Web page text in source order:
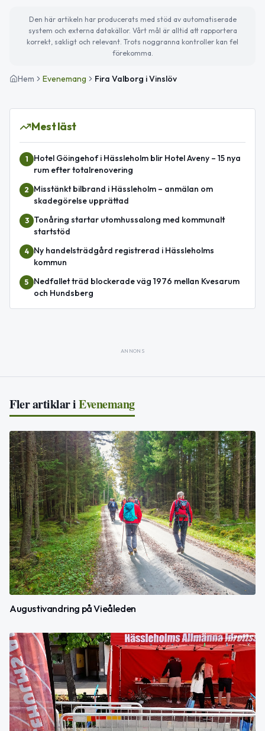
Den här artikeln har producerats med stöd av automatiserade
system och externa datakällor. Vårt mål är alltid att rapportera
korrekt, sakligt och relevant. Trots noggranna kontroller kan fel
förekomma.
Hem Evenemang Fira Valborg i Vinslöv
Mest läst
1
Hotel Göingehof i Hässleholm blir Hotel Aveny – 15 nya
rum efter totalrenovering
2
Misstänkt bilbrand i Hässleholm – anmälan om
skadegörelse upprättad
3
Tonåring startar utomhussalong med kommunalt
startstöd
4
Ny handelsträdgård registrerad i Hässleholms
kommun
5
Nedfallet träd blockerade väg 1976 mellan Kvesarum
och Hundsberg
ANNONS
Fler artiklar iEvenemang
Augustivandring på Vieåleden